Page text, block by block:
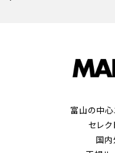
富山の中
セレク
国内